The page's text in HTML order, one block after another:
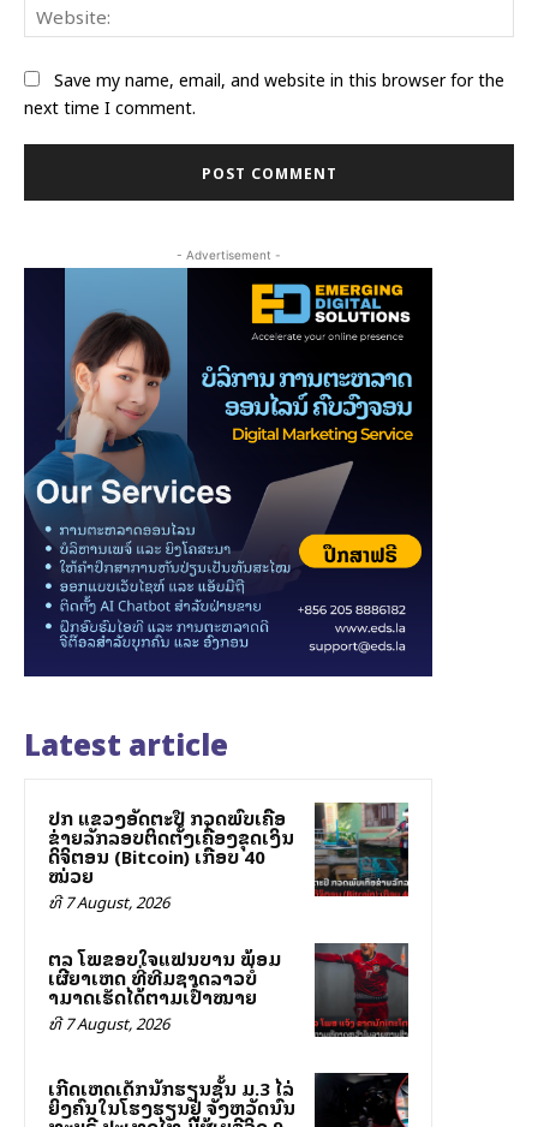
Save my name, email, and website in this browser for the
next time I comment.
- Advertisement -
Latest article
ປກສ ແຂວງອັດຕະປື ກວດພົບເຄືອ
ຂ່າຍລັກລອບຕິດຕັ້ງເຄື່ອງຂຸດເງິນ
ດິຈິຕອນ (Bitcoin) ເກືອບ 40
ໝ່ວຍ
ທີ 7 August, 2026
ສຕລ ໂພສຂອບໃຈແຟນບານ ພ້ອມ
ເຜີຍສາເຫດ ທີ່ທີມຊາດລາວບໍ່
ສາມາດເຮັດໄດ້ຕາມເປົ້າໝາຍ
ທີ 7 August, 2026
ເກີດເຫດເດັກນັກຮຽນຊັ້ນ ມ.3 ໄລ່
ຍິງຄົນໃນໂຮງຮຽນຢູ່ ຈັງຫວັດນົນ